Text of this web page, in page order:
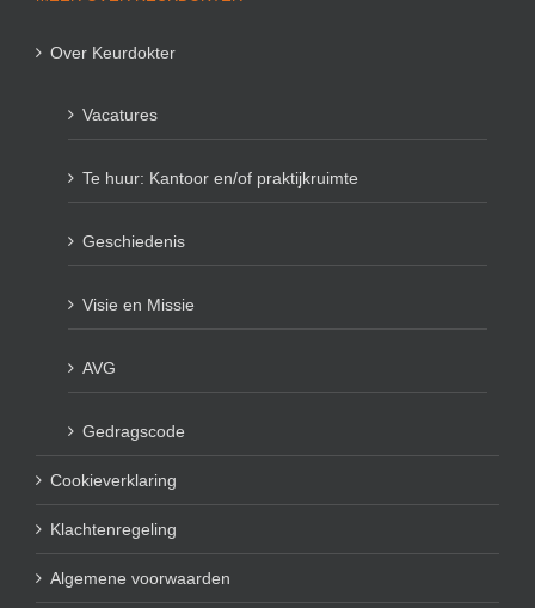
Over Keurdokter
Vacatures
Te huur: Kantoor en/of praktijkruimte
Geschiedenis
Visie en Missie
AVG
Gedragscode
Cookieverklaring
Klachtenregeling
Algemene voorwaarden